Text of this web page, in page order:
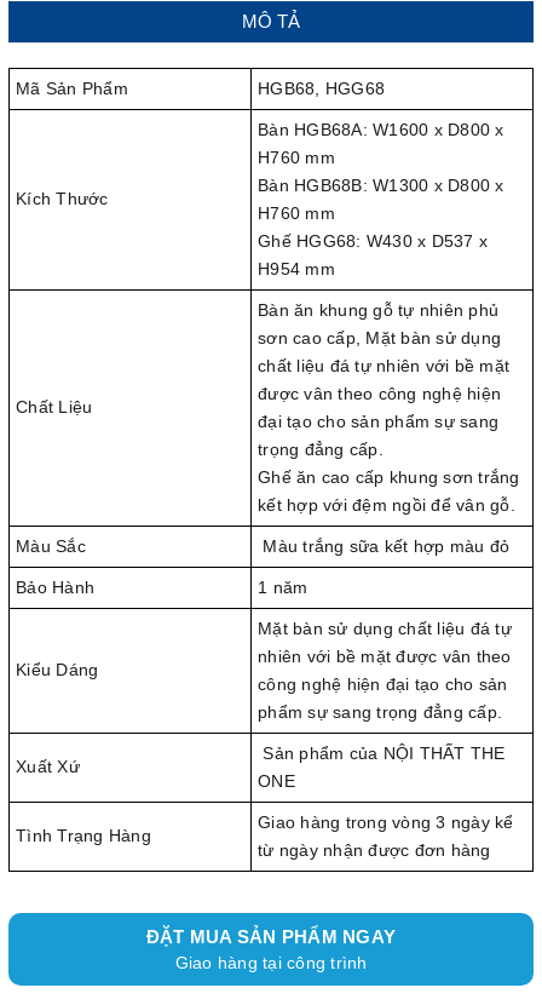
MÔ TẢ
Mã Sản Phẩm HGB68, HGG68
Kích Thước
Bàn HGB68A: W1600 x D800 x
H760 mm
Bàn HGB68B: W1300 x D800 x
H760 mm
Ghế HGG68: W430 x D537 x
H954 mm
Chất Liệu
Bàn ăn khung gỗ tự nhiên phủ
sơn cao cấp, Mặt bàn sử dụng
chất liệu đá tự nhiên với bề mặt
được vân theo công nghệ hiện
đại tạo cho sản phẩm sự sang
trọng đẳng cấp.
Ghế ăn cao cấp khung sơn trắng
kết hợp với đệm ngồi để vân gỗ.
Màu Sắc Màu trắng sữa kết hợp màu đỏ
Bảo Hành 1 năm
Kiểu Dáng
Mặt bàn sử dụng chất liệu đá tự
nhiên với bề mặt được vân theo
công nghệ hiện đại tạo cho sản
phẩm sự sang trọng đẳng cấp.
Xuất Xứ
Sản phẩm của NỘI THẤT THE
ONE
Tình Trạng Hàng
Giao hàng trong vòng 3 ngày kể
từ ngày nhận được đơn hàng
ĐẶT MUA SẢN PHẨM NGAY
Giao hàng tại công trình